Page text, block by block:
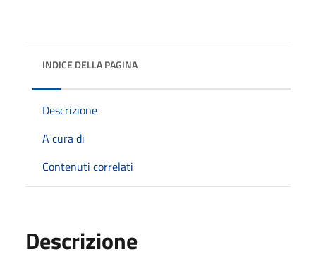
INDICE DELLA PAGINA
Descrizione
A cura di
Contenuti correlati
Descrizione